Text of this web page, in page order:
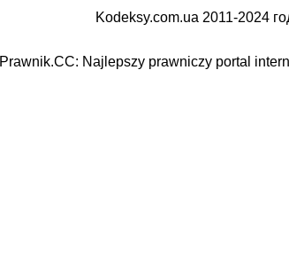
Kodeksy.com.ua 2011-2024
Prawnik.CC: Najlepszy prawniczy portal